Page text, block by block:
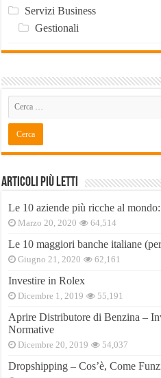
Servizi Business
Gestionali
Articoli Più Letti
Le 10 aziende più ricche al
Marzo 20, 2020 64,514
Le 10 maggiori banche italiane
Giugno 21, 2020 62,161
Investire in Rolex
Dicembre 1, 2019 55,191
Aprire Distributore di Benzina –
Normative
Dicembre 20, 2019 54,037
Dropshipping – Cos’è, Come